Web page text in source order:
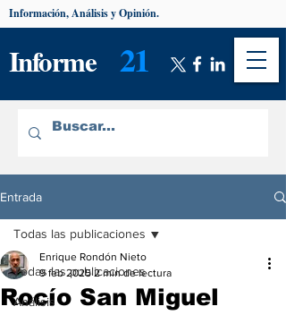
Informe 21
Información, Análisis y Opinión.
Entrada
Todas las publicaciones
Análisis
Todas las publicaciones
Rocío San Miguel
Enrique Rondón Nieto
9 feb 2025 2 min de lectura